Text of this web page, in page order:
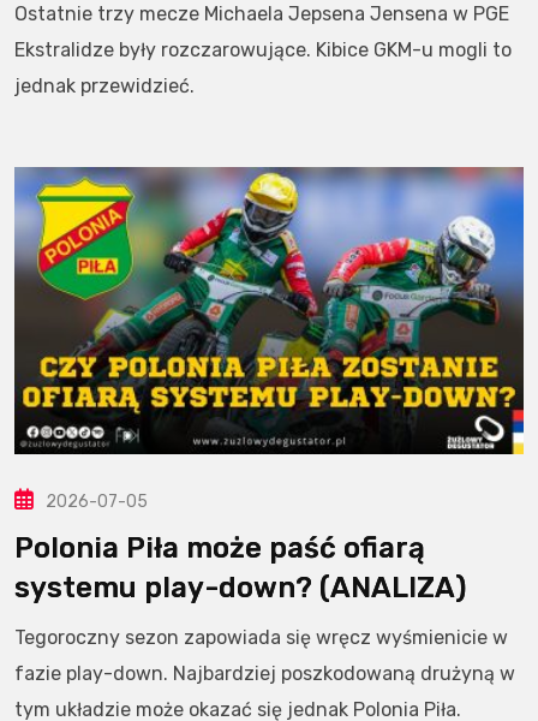
Ostatnie trzy mecze Michaela Jepsena Jensena w PGE
Ekstralidze były rozczarowujące. Kibice GKM-u mogli to
jednak przewidzieć.
2026-07-05
Polonia Piła może paść ofiarą
systemu play-down? (ANALIZA)
Tegoroczny sezon zapowiada się wręcz wyśmienicie w
fazie play-down. Najbardziej poszkodowaną drużyną w
tym układzie może okazać się jednak Polonia Piła.